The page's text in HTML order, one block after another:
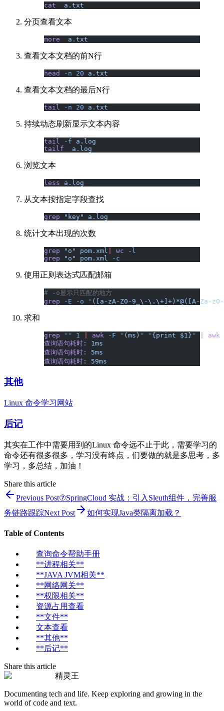
cat
  a.txt
分页查看文本
more
  a.txt
查看文本文档的前N行
head -n 20 a.txt
查看文本文档的最后N行
tail -n 20 a.txt
持续动态刷新显示文本内容
tail -f a.log
tailf
  a.log
浏览文本
less a.log
从文本按指定字段查找
grep "key" a.log
统计文本出现的次数
grep "o" pom.xml wc -l
grep "o" pom.xml -c
使用正则表达式匹配邮箱
# -o显示只匹配的地方
grep -E -o '([a-zA-Z0-9_\-\.\+]+)*@([A-Za-
求和
grep '' 1 awk -F '(ms)' '{print $1}' awk
查询语句耗时:
1ms
查询语句耗时:
5ms
查询语句耗时:
59ms
其他
Linux 命令学习网站
后记
其实在工作中需要用到的Linux 命令远不止于此，需要学习的
命令还有很多很多，学习没有终点，们要做的就是多思考，多
学习，多总结，加油！
Share this article
Previous Post⑦SpringCloud 实战：引入Sleuth组件，完善服
务链路跟踪Next Post 如何实现Java类隔离加载？
Table of Contents
查询命令帮助手册
**进程相关**
**JAVA JVM相关**
**网络网关**
**权限相关**
资源占用查看
**文件**
文本查看
**其他**
**后记**
Share this article
精灵王
Documenting tech and life. Keep exploring and growing in the
world of code and text.